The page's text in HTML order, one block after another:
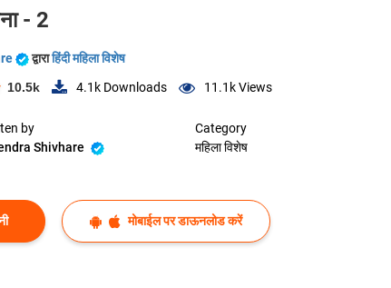
- 2
द्वाराहिंदी महिला विशेष
10.5k 4.1k Downloads 11.1kViews
by
Shivhare
Category
महिला विशेष
मोबाईल पर डाऊनलोड करें